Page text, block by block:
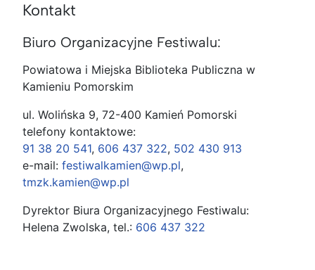
Kontakt
Biuro Organizacyjne Festiwalu:
Powiatowa i Miejska Biblioteka Publiczna w
Kamieniu Pomorskim
ul. Wolińska 9, 72-400 Kamień Pomorski
telefony kontaktowe:
91 38 20 541, 606 437 322, 502 430 913
e-mail: festiwalkamien@wp.pl,
tmzk.kamien@wp.pl
Dyrektor Biura Organizacyjnego Festiwalu:
Helena Zwolska, tel.: 606 437 322